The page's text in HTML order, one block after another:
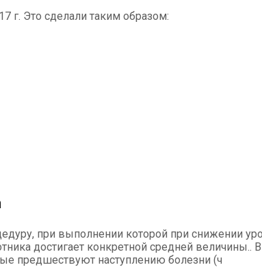
г. Это сделали таким образом:
при выполнении которой при снижении
достигает конкретной средней
предшествуют наступлению болезни (ч